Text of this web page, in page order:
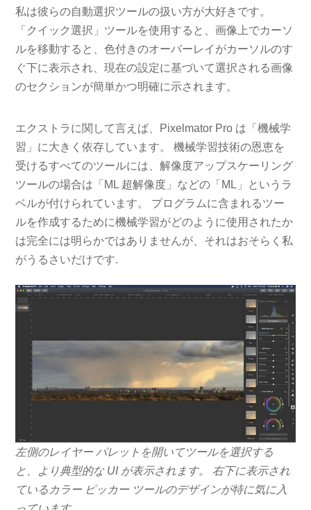
私は彼らの自動選択ツールの扱い方が大好きです。
「クイック選択」ツールを使用すると、画像上でカーソ
ルを移動すると、色付きのオーバーレイがカーソルのす
ぐ下に表示され、現在の設定に基づいて選択される画像
のセクションが簡単かつ明確に示されます。
エクストラに関して言えば、Pixelmator Pro は「機械学
習」に大きく依存しています。 機械学習技術の恩恵を
受けるすべてのツールには、解像度アップスケーリング
ツールの場合は「ML 超解像度」などの「ML」というラ
ベルが付けられています。 プログラムに含まれるツー
ルを作成するために機械学習がどのように使用されたか
は完全には明らかではありませんが、それはおそらく私
がうるさいだけです.
左側のレイヤー パレットを開いてツールを選択する
と、より典型的な UI が表示されます。 右下に表示され
ているカラー ピッカー ツールのデザインが特に気に入